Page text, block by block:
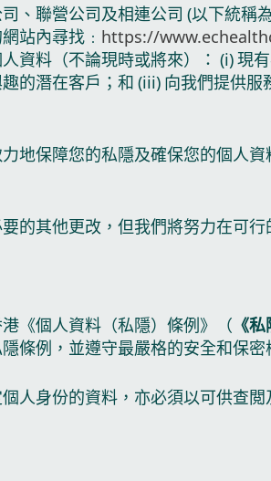
、聯營公司及相連公司 (以下統稱
站內尋找﹕ https://
資料（不論現時或將來）： (i)
的潛在客戶；和 (iii) 向我們提供
地保障您的私隱及確保您的個人
的其他更改，但我們將努力在可
《個人資料（私隱）條例》（ 《
條例，並遵守最嚴格的安全和保密
人身份的資料，亦必須以可供查